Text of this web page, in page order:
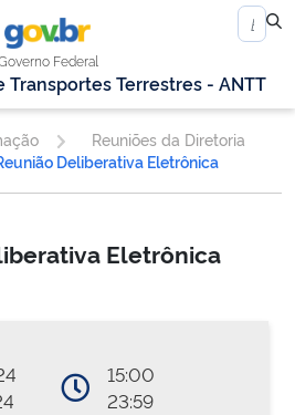
Federal
Terrestres - ANTT
Reuniões da Diretoria
Deliberativa Eletrônica
Eletrônica
15:00
23:59